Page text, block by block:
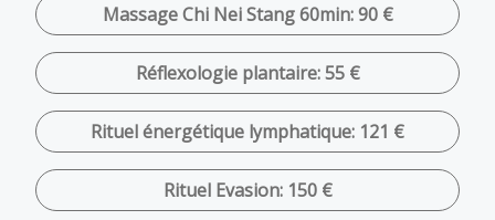
Massage Chi Nei Stang 60min: 90 €
Réflexologie plantaire: 55 €
Rituel énergétique lymphatique: 121 €
Rituel Evasion: 150 €